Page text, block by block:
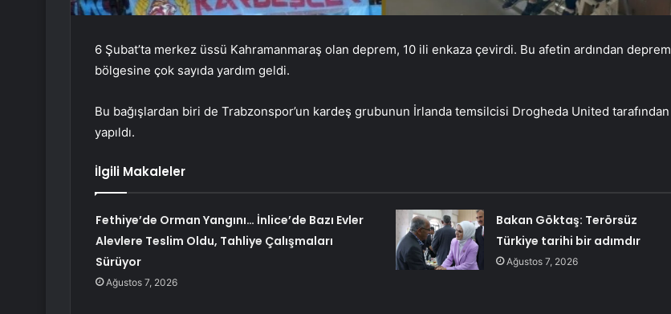
6 Şubat’ta merkez üssü Kahramanmaraş olan deprem, 10 ili enkaza çevirdi. Bu afetin ardından deprem
bölgesine çok sayıda yardım geldi.
Bu bağışlardan biri de Trabzonspor’un kardeş grubunun İrlanda temsilcisi Drogheda United tarafından
yapıldı.
İlgili Makaleler
Fethiye’de Orman Yangını… İnlice’de Bazı Evler
Alevlere Teslim Oldu, Tahliye Çalışmaları
Sürüyor
Ağustos 7, 2026
Bakan Göktaş: Terörsüz
Türkiye tarihi bir adımdır
Ağustos 7, 2026